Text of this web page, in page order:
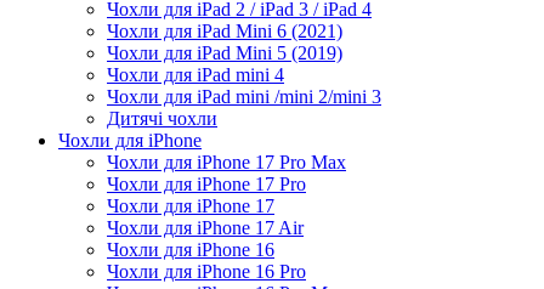
Чохли для iPad 2 / iPad 3 / iPad 4
Чохли для iPad Mini 6 (2021)
Чохли для iPad Mini 5 (2019)
Чохли для iPad mini 4
Чохли для iPad mini /mini 2/mini 3
Дитячі чохли
Чохли для iPhone
Чохли для iPhone 17 Pro Max
Чохли для iPhone 17 Pro
Чохли для iPhone 17
Чохли для iPhone 17 Air
Чохли для iPhone 16
Чохли для iPhone 16 Pro